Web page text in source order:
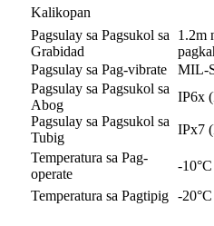
Kalikopan
Pagsulay sa Pagsukol sa
Grabidad
1.2m
Pagsulay sa Pag-vibrate
MIL-
Pagsulay sa Pagsukol sa
Abog
IP6x
Pagsulay sa Pagsukol sa
Tubig
IPx7
Temperatura sa Pag-
operate
-
Temperatura sa Pagtipig -